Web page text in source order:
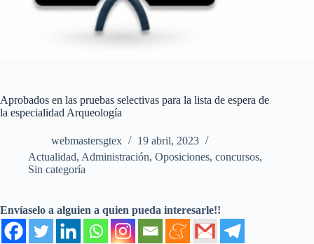
Aprobados en las pruebas selectivas para la lista de espera de
la especialidad Arqueología
webmastersgtex
19 abril, 2023
Actualidad, Administración, Oposiciones, concursos,
Sin categoría
Envíaselo a alguien a quien pueda interesarle!!